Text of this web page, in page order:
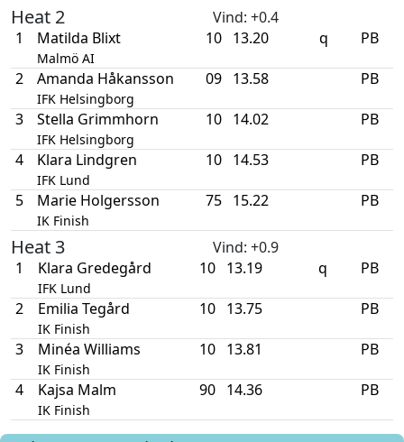
Heat 2 Vind: +0.4
1
Matilda Blixt
Malmö AI
10 13.20 q PB
2 Amanda Håkansson
IFK Helsingborg
09 13.58 PB
3 Stella Grimmhorn
IFK Helsingborg
10 14.02 PB
4 Klara Lindgren
IFK Lund
10 14.53 PB
5 Marie Holgersson
IK Finish
75 15.22 PB
Heat 3 Vind: +0.9
1
Klara Gredegård
IFK Lund
10 13.19 q PB
2 Emilia Tegård
IK Finish
10 13.75 PB
3 Minéa Williams
IK Finish
10 13.81 PB
4 Kajsa Malm
IK Finish
90 14.36 PB